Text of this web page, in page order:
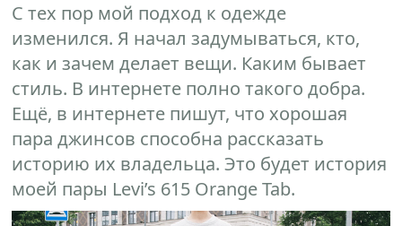
С тех пор мой подход к одежде
изменился. Я начал задумываться, кто,
как и зачем делает вещи. Каким бывает
стиль. В интернете полно такого добра.
Ещё, в интернете пишут, что хорошая
пара джинсов способна рассказать
историю их владельца. Это будет история
моей пары Levi’s 615 Orange Tab.